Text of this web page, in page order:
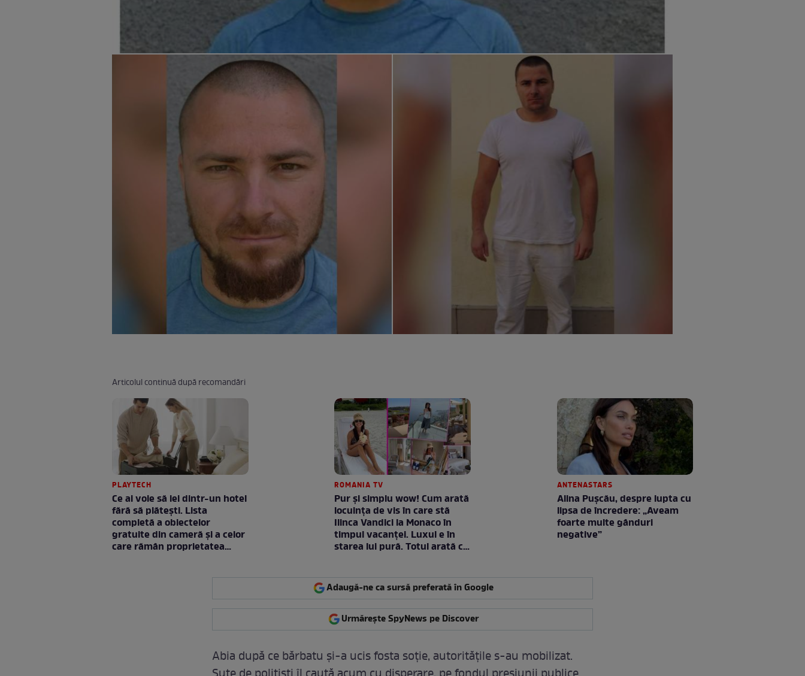
Articolul continuă după recomandări
PLAYTECH
Ce ai voie să iei dintr-un hotel
fără să plătești. Lista
completă a obiectelor
gratuite din cameră și a celor
care rămân proprietatea
ROMANIA TV
Pur și simplu wow! Cum arată
locuința de vis în care stă
Ilinca Vandici la Monaco în
timpul vacanței. Luxul e în
starea lui pură. Totul arată ca
ANTENASTARS
Alina Pușcău, despre lupta cu
lipsa de încredere: „Aveam
foarte multe gânduri
negative”
Adaugă-ne ca sursă preferată în Google
Urmărește SpyNews pe Discover
Abia după ce bărbatu și-a ucis fosta soție, autoritățile s-au mobilizat.